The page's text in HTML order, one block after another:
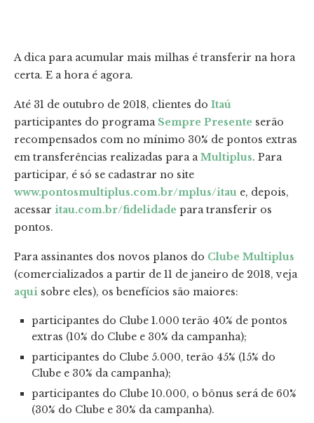
A dica para acumular mais milhas é transferir na hora
certa. E a hora é agora.
Até 31 de outubro de 2018, clientes do Itaú
participantes do programa Sempre Presente serão
recompensados com no mínimo 30% de pontos extras
em transferências realizadas para aMultiplus. Para
participar, é só se cadastrar no site
www.pontosmultiplus.com.br/mplus/itau e, depois,
acessar itau.com.br/fidelidade para transferir os
pontos.
Para assinantes dos novos planos do Clube Multiplus
(comercializados a partir de 11 de janeiro de 2018, veja
aqui sobre eles), os benefícios são maiores:
participantes do Clube 1.000 terão 40% de pontos
extras (10% do Clube e 30% da campanha);
participantes do Clube 5.000, terão 45% (15% do
Clube e 30% da campanha);
participantes do Clube 10.000, o bônus será de 60%
(30% do Clube e 30% da campanha).